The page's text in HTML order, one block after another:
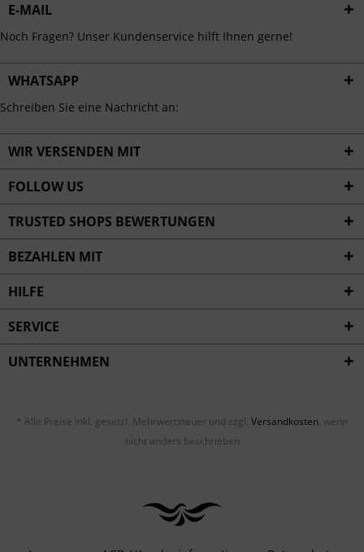
E-MAIL
Noch Fragen? Unser Kundenservice hilft Ihnen gerne!
WHATSAPP
Schreiben Sie eine Nachricht an:
WIR VERSENDEN MIT
FOLLOW US
TRUSTED SHOPS BEWERTUNGEN
BEZAHLEN MIT
HILFE
SERVICE
UNTERNEHMEN
* Alle Preise inkl. gesetzl. Mehrwertsteuer und zzgl. Versandkosten, wenn
nicht anders beschrieben
Service